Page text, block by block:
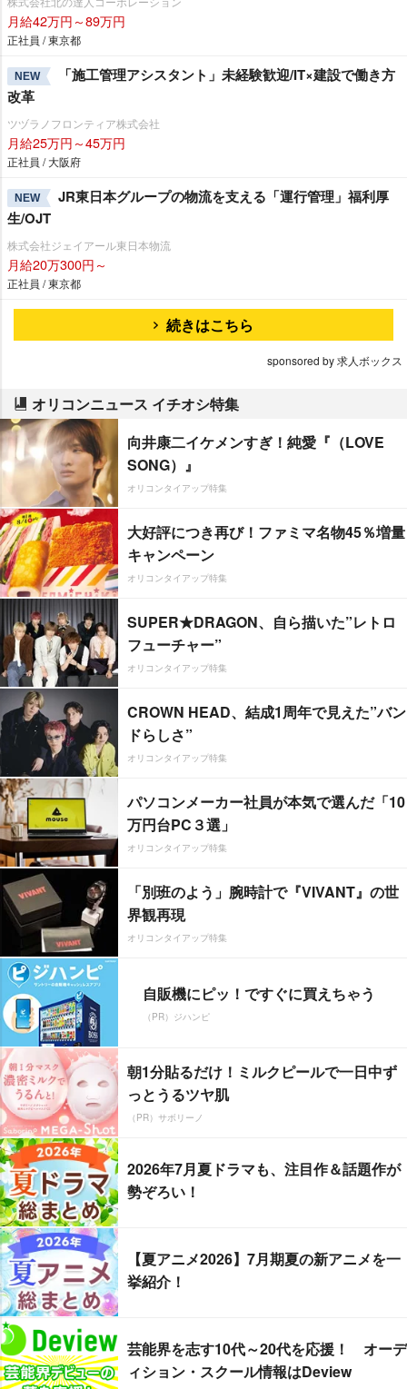
月給42万円～89万円
正社員 / 東京都
NEW
「施工管理アシスタント」未経験歓迎/IT×建設で働き方
改革
ツヅラノフロンティア株式会社
月給25万円～45万円
正社員 / 大阪府
NEW
JR東日本グループの物流を支える「運行管理」福利厚
生/OJT
株式会社ジェイアール東日本物流
月給20万300円～
正社員 / 東京都
続きはこちら
sponsored by 求人ボックス
オリコンニュース イチオシ特集
向井康二イケメンすぎ！純愛『（LOVE
SONG）』
オリコンタイアップ特集
大好評につき再び！ファミマ名物45％増量
キャンペーン
オリコンタイアップ特集
SUPER★DRAGON、自ら描いた”レトロ
フューチャー”
オリコンタイアップ特集
CROWN HEAD、結成1周年で見えた”バン
ドらしさ”
オリコンタイアップ特集
パソコンメーカー社員が本気で選んだ「10
万円台PC３選」
オリコンタイアップ特集
「別班のよう」腕時計で『VIVANT』の世
界観再現
オリコンタイアップ特集
自販機にピッ！ですぐに買えちゃう
（PR）ジハンピ
朝1分貼るだけ！ミルクピールで一日中ず
っとうるツヤ肌
（PR）サボリーノ
2026年7月夏ドラマも、注目作＆話題作が
勢ぞろい！
【夏アニメ2026】7月期夏の新アニメを一
挙紹介！
芸能界を志す10代～20代を応援！ オーデ
ィション・スクール情報はDeview